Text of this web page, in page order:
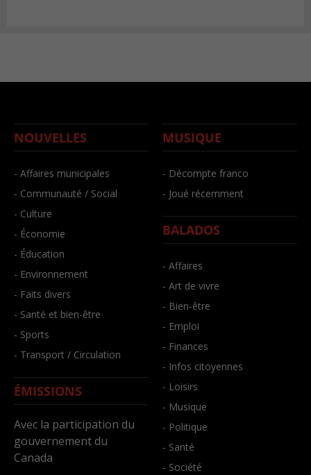
NOUVELLES
- Affaires municipales
- Communauté / Social
- Culture
- Économie
- Éducation
- Environnement
- Faits divers
- Santé et bien-être
- Sports
- Transport / Circulation
ÉMISSIONS
Avec la participation du
gouvernement du
Canada
MUSIQUE
- Décompte franco
- Joué récemment
BALADOS
- Affaires
- Art de vivre
- Bien-être
- Emploi
- Finances
- Infos citoyennes
- Loisirs
- Musique
- Politique
- Santé
- Société